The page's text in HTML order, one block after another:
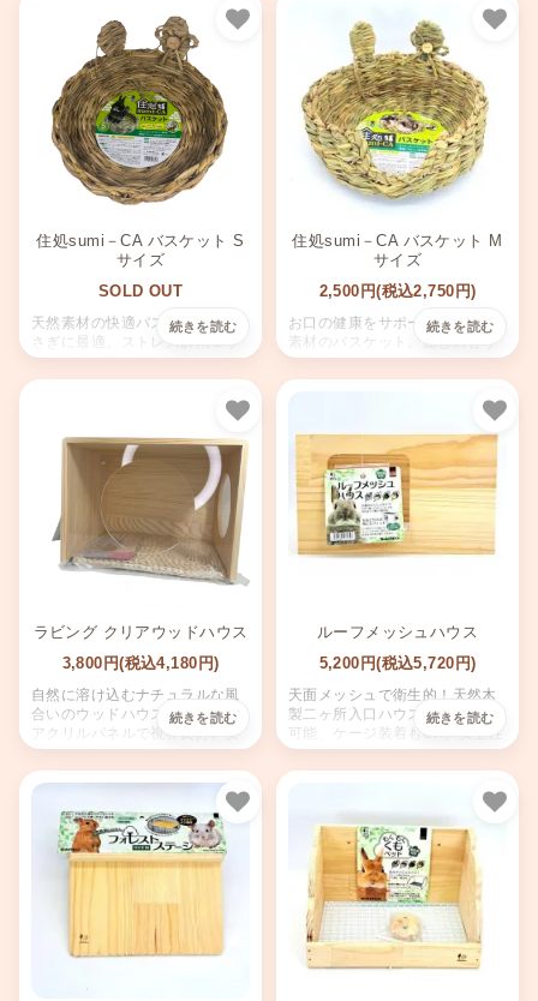
35×25×23cm素材: カイザ草、
住処sumi－CA バスケット S
サイズ
SOLD OUT
天然素材の快適バスケット！う
さぎに最適。ストレス解消＆リ
ラックス効果。環境に優しく、
手作り仕様。使い勝手も◎。
お気に入り
住処sumi－CA バスケット M
サイズ
2,500円(税込2,750円)
お口の健康をサポートする自然
素材のバスケット。癒しの香り
でリラックス、うさぎやモルモ
ットに最適。環境にやさしいハ
お気
ラビング クリアウッドハウス
3,800円(税込4,180円)
自然に溶け込むナチュラルな風
合いのウッドハウス。クリアな
アクリルパネルで視界良好。安
心の天然素材＆かじり安いとう
もろこしマット付き。組立簡
単。
お気に入り
ルーフメッシュハウス
5,200円(税込5,720円)
天面メッシュで衛生的！天然木
製二ヶ所入口ハウス。取り外し
可能、ケージ装着もOK。安全注
意事項記載あり。
お気
お気に入り お気